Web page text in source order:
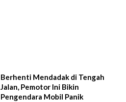
Berhenti Mendadak di Tengah
Jalan, Pemotor Ini Bikin
Pengendara Mobil Panik